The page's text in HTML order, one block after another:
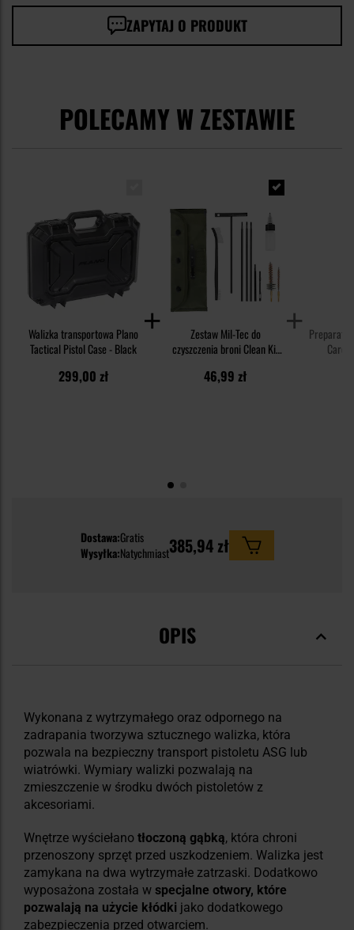
ZAPYTAJ O PRODUKT
POLECAMY W ZESTAWIE
Walizka transportowa Plano
Tactical Pistol Case - Black
299,00 zł
Zestaw Mil-Tec do
czyszczenia broni Clean Kit
46,99 zł
Preparat
Care
Dostawa:Gratis
Wysyłka:Natychmiast385,94 zł
OPIS
Wykonana z wytrzymałego oraz odpornego na
zadrapania tworzywa sztucznego walizka, która
pozwala na bezpieczny transport pistoletu ASG lub
wiatrówki. Wymiary walizki pozwalają na
zmieszczenie w środku dwóch pistoletów z
akcesoriami.
Wnętrze wyściełano tłoczoną gąbką, która chroni
przenoszony sprzęt przed uszkodzeniem. Walizka jest
zamykana na dwa wytrzymałe zatrzaski. Dodatkowo
wyposażona została w specjalne otwory, które
pozwalają na użycie kłódki jako dodatkowego
zabezpieczenia przed otwarciem.